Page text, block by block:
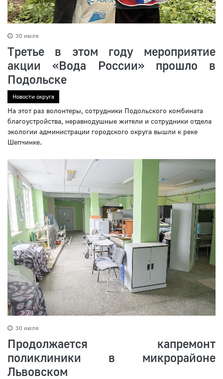
30 июля
Третье в этом году мероприятие
акции «Вода России» прошло в
Подольске
Новости округа
На этот раз волонтеры, сотрудники Подольского комбината
благоустройства, неравнодушные жители и сотрудники отдела
экологии администрации городского округа вышли к реке
Шепчинке.
30 июля
Продолжается капремонт
поликлиники в микрорайоне
Львовском